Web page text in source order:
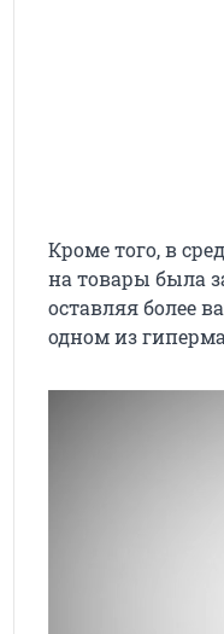
Кроме того, в
на товары была
оставляя более
одном из